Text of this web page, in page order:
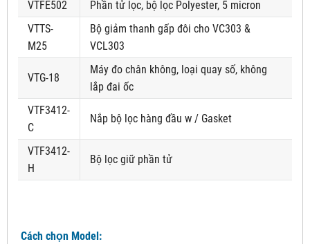
VTFE502
Phần tử lọc, bộ lọc Polyester, 5 micron
VTTS-
M25
Bộ giảm thanh gấp đôi cho VC303 &
VCL303
VTG-18
Máy đo chân không, loại quay số, không
lắp đai ốc
VTF3412-
C
Nắp bộ lọc hàng đầu w / Gasket
VTF3412-
H
Bộ lọc giữ phần tử
Cách chọn Model: